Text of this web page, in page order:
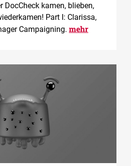
DocCheck kamen, blieben,
Part I: Clarissa,
Campaigning. mehr